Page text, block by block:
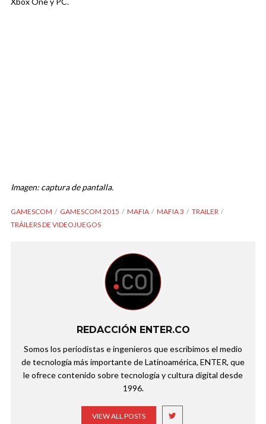
Imagen: captura de pantalla.
GAMESCOM GAMESCOM 2015 MAFIA MAFIA 3
TRAILER
TRÁILERS DE VIDEOJUEGOS
REDACCIÓN ENTER.CO
Somos los periodistas e ingenieros que escribimos el medio
de tecnología más importante de Latinoamérica, ENTER, que
le ofrece contenido sobre tecnología y cultura digital desde
1996.
VIEW ALL POSTS